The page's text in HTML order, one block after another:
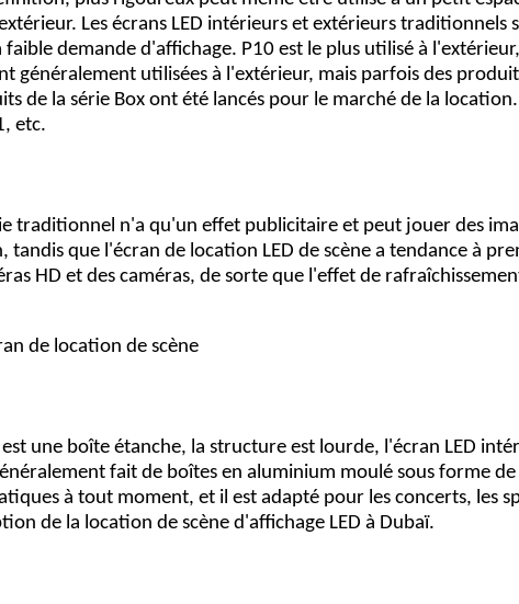
Les écrans LED intérieurs et extérieurs traditionnels
demande d'affichage. P10 est le plus utilisé à
généralement utilisées à l'extérieur, mais parfois des
de la série Box ont été lancés pour le marché de la
etc.
traditionnel n'a qu'un effet publicitaire et peut jouer des
que l'écran de location LED de scène a tendance à
HD et des caméras, de sorte que l'effet de
une boîte étanche, la structure est lourde, l'écran LED
fait de boîtes en aluminium moulé sous forme
à tout moment, et il est adapté pour les concerts, les
de la location de scène d'affichage LED à Dubaï.